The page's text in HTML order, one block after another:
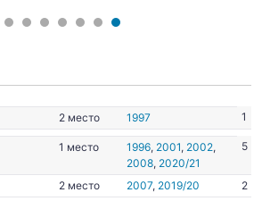
2 место 1997 1
1 место 1996, 2001, 2002,
2008, 2020/21
5
2 место 2007, 2019/20
2